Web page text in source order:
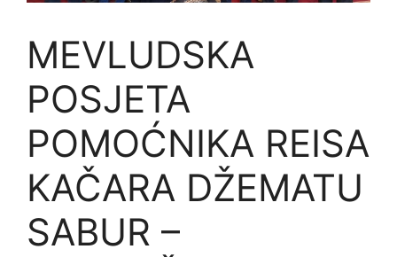
MEVLUDSKA
POSJETA
POMOĆNIKA REISA
KAČARA DŽEMATU
SABUR –